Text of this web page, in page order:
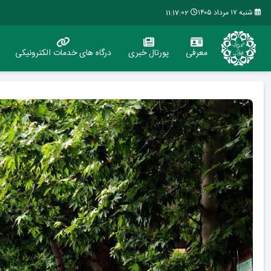
شنبه ۱۷ مرداد ۱۴۰۵ 11:17:03
معرفی پورتال خبری درگاه های خدمات الکترونیکی